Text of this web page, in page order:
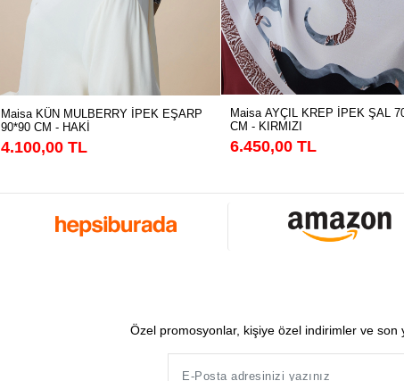
Maisa KÜN MULBERRY İPEK EŞARP
90*90 CM - HAKİ
4.100,00 TL
Maisa AYÇIL KREP İPEK ŞAL
CM - KIRMIZI
6.450,00 TL
Özel promosyonlar, kişiye özel indirimler ve son